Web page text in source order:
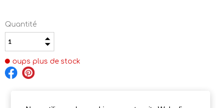
Quantité
oups plus de stock